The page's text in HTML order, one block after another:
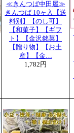
≪きんつば中田屋≫
きんつば 10ヶ入【送
料別】【のし可】
【和菓子】【ギフ
ト】【金沢銘菓】
【贈り物】【お土
産】【金…
1,782円